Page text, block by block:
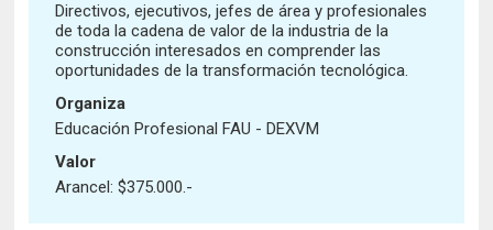
Directivos, ejecutivos, jefes de área y profesionales
de toda la cadena de valor de la industria de la
construcción interesados en comprender las
oportunidades de la transformación tecnológica.
Organiza
Educación Profesional FAU - DEXVM
Valor
Arancel: $375.000.-